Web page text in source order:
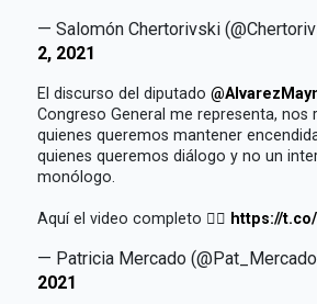
— Salomón Chertorivski
2, 2021
El discurso del diputado
Congreso General me representa, nos
quienes queremos mantener
quienes queremos diálogo y no un
monólogo.
Aquí el video completo 👇🏽 https://
— Patricia Mercado
2021